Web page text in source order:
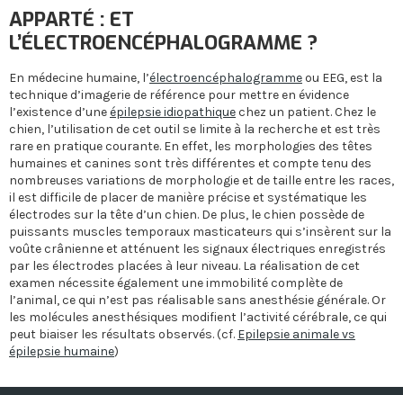
APPARTÉ : ET
L’ÉLECTROENCÉPHALOGRAMME ?
En médecine humaine, l’électroencéphalogrammeou EEG, est la
technique d’imagerie de référence pour mettre en évidence
l’existence d’uneépilepsie idiopathiquechez un patient. Chez le
chien, l’utilisation de cet outil se limite à la recherche et est très
rare en pratique courante. En effet, les morphologies des têtes
humaines et canines sont très différentes et compte tenu des
nombreuses variations de morphologie et de taille entre les races,
il est difficile de placer de manière précise et systématique les
électrodes sur la tête d’un chien. De plus, le chien possède de
puissants muscles temporaux masticateurs qui s’insèrent sur la
voûte crânienne et atténuent les signaux électriques enregistrés
par les électrodes placées à leur niveau. La réalisation de cet
examen nécessite également une immobilité complète de
l’animal, ce qui n’est pas réalisable sans anesthésie générale. Or
les molécules anesthésiques modifient l’activité cérébrale, ce qui
peut biaiser les résultats observés. (cf. Epilepsie animale vs
épilepsie humaine)